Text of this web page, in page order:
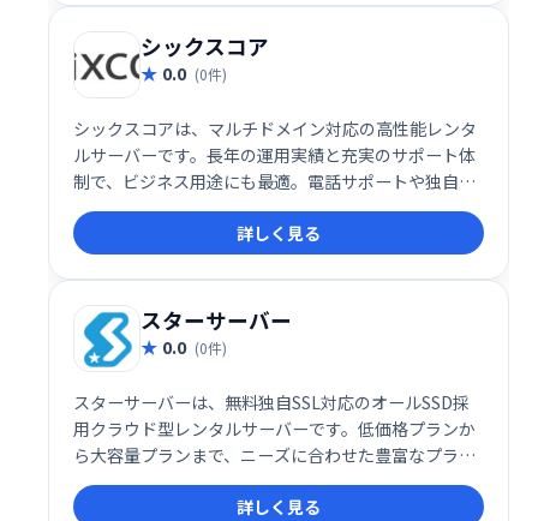
シックスコア
0.0 (0件)
シックスコアは、マルチドメイン対応の高性能レンタ
ルサーバーです。長年の運用実績と充実のサポート体
制で、ビジネス用途にも最適。電話サポートや独自
SSL証明書など、高いセキュリティ機能も標準装備。
安定した高速環境で、安心してウェブサイト運営いた
だけます。
詳しく見る
スターサーバー
0.0 (0件)
スターサーバーは、無料独自SSL対応のオールSSD採
用クラウド型レンタルサーバーです。低価格プランか
ら大容量プランまで、ニーズに合わせた豊富なプラン
を用意。安定した高速環境で、ウェブサイトを快適に
運営できます。
詳しく見る